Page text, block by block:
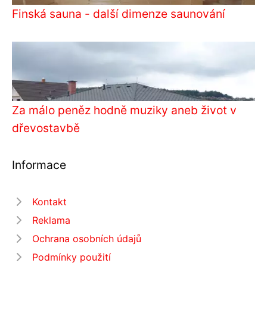
Finská sauna - další dimenze saunování
Za málo peněz hodně muziky aneb život v
dřevostavbě
Informace
Kontakt
Reklama
Ochrana osobních údajů
Podmínky použití